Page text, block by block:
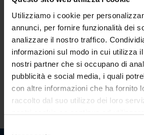
Utilizziamo i cookie per
annunci, per fornire funzionalità dei
analizzare il nostro traffico.
informazioni sul modo in cui utilizza
nostri partner che si occupano di
pubblicità e social media, i quali
con altre informazioni che ha fornito
raccolto dal suo utilizzo dei loro
Selezione
Lavora con noi
Contatti